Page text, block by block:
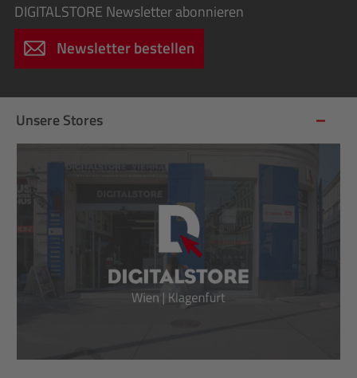
DIGITALSTORE Newsletter abonnieren
Newsletter bestellen
Unsere Stores